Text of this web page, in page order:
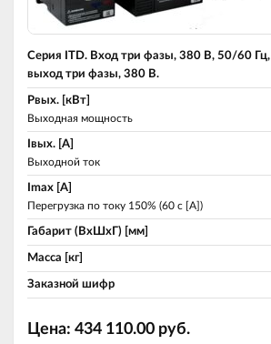
Серия ITD. Вход три фазы, 380 В, 50/60 Гц,
выход три фазы, 380 В.
Pвых. [кВт]
Выходная мощность
Iвых. [A]
Выходной ток
Imax [A]
Перегрузка по току 150% (60 c [A])
Габарит (ВхШхГ) [мм]
Масса [кг]
Заказной шифр
Цена: 434 110.00 руб.